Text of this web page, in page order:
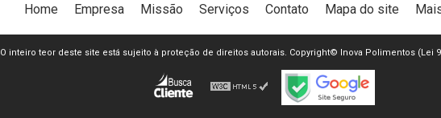
Home Empresa Missão Serviços Contato Mapa do site
O inteiro teor deste site está sujeito à proteção de direitos autorais. Copyright© Inova Polimentos (Lei